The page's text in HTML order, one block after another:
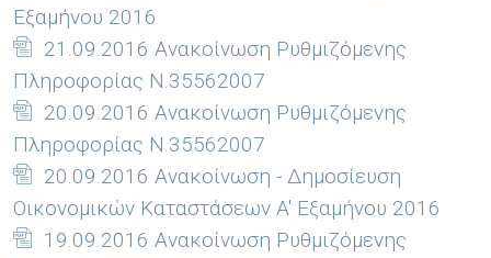
Εξαμήνου 2016
21.09.2016 Ανακοίνωση Ρυθμιζόμενης
Πληροφορίας Ν.35562007
20.09.2016 Ανακοίνωση Ρυθμιζόμενης
Πληροφορίας Ν.35562007
20.09.2016 Ανακοίνωση - Δημοσίευση
Οικονομικών Καταστάσεων A' Εξαμήνου 2016
19.09.2016 Ανακοίνωση Ρυθμιζόμενης